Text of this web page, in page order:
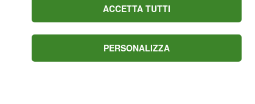
Erçel è testimonial. I
evento sono anche
notizia.
ACCETTA TUTTI
PERSONALIZZA